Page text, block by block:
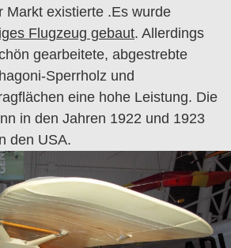
Markt existierte .Es wurde
Flugzeug gebaut. Allerdings
gearbeitete, abgestrebte
Sperrholz und
eine hohe Leistung. Die
in den Jahren 1922 und 1923
den USA.